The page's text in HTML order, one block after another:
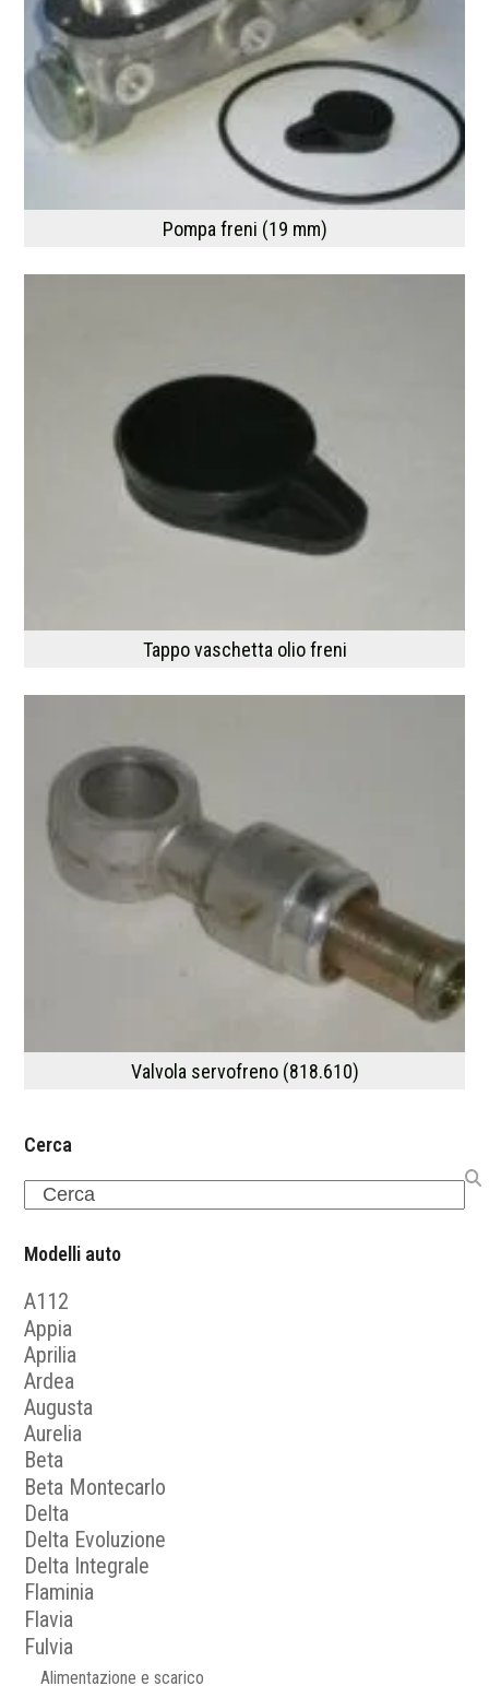
Pompa freni (19 mm)
Tappo vaschetta olio freni
Valvola servofreno (818.610)
Cerca
Search
Modelli auto
A112
Appia
Aprilia
Ardea
Augusta
Aurelia
Beta
Beta Montecarlo
Delta
Delta Evoluzione
Delta Integrale
Flaminia
Flavia
Fulvia
Alimentazione e scarico